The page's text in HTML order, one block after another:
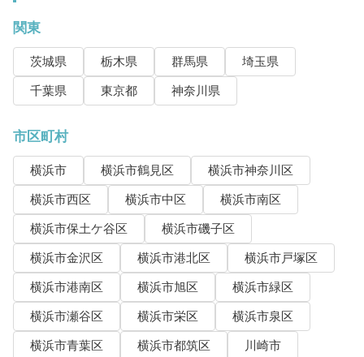
関東
茨城県 栃木県 群馬県
埼玉県
千葉県
東京都 神奈川県
市区町村
横浜市 横浜市鶴見区
横浜市神奈川区
横浜市西区
横浜市中区
横浜市南区
横浜市保土ケ谷区
横浜市磯子区
横浜市金沢区
横浜市港北区
横浜市戸塚区
横浜市港南区
横浜市旭区
横浜市緑区
横浜市瀬谷区
横浜市栄区
横浜市泉区
横浜市青葉区
横浜市都筑区
川崎市